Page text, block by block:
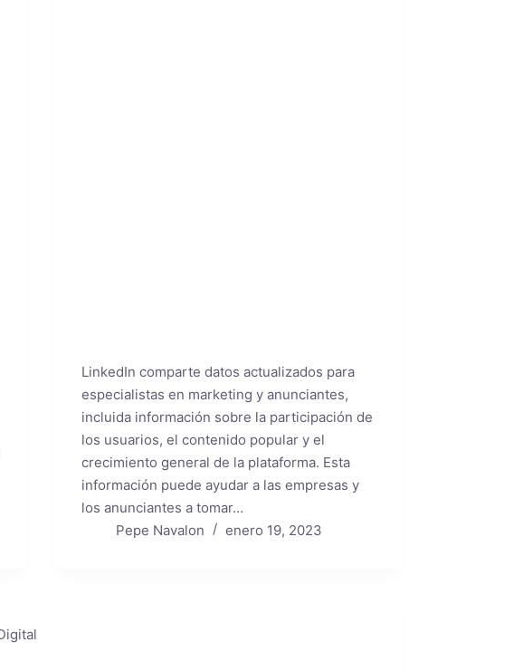
LinkedIn comparte datos actualizados para
especialistas en marketing y anunciantes,
incluida información sobre la participación de
los usuarios, el contenido popular y el
crecimiento general de la plataforma. Esta
información puede ayudar a las empresas y
los anunciantes a tomar…
Pepe Navalon
enero 19, 2023